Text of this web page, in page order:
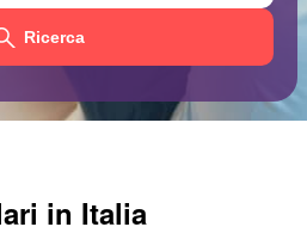
Ricerca
in Italia